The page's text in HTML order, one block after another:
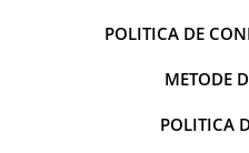
POLITICA DE
METODE
POLITICA